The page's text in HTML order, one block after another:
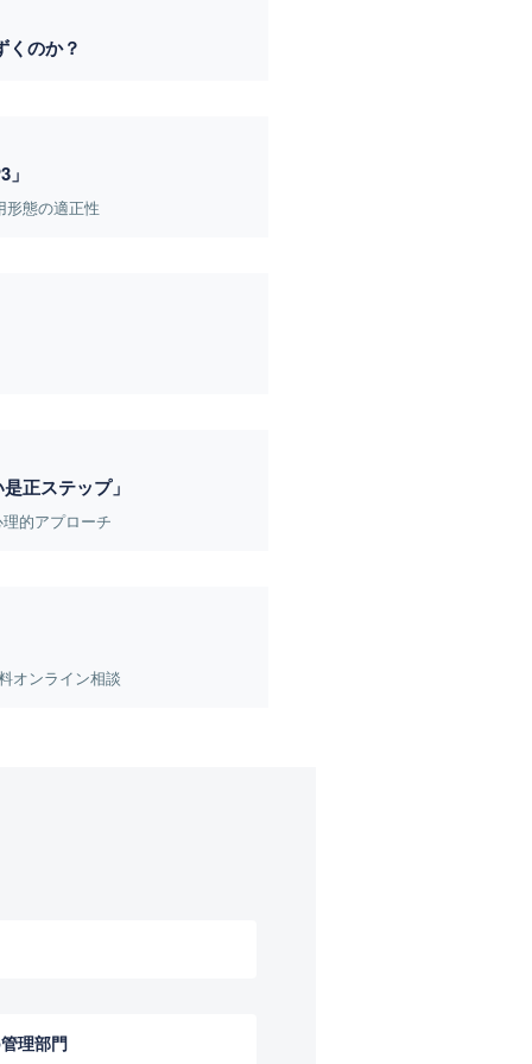
くのか？
形態の適正性
正ステップ」
的アプローチ
オンライン相談
管理部門